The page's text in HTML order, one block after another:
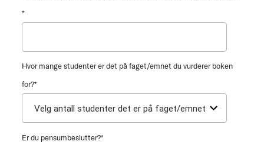
*
Hvor mange studenter er det på faget/emnet du vurderer boken
for?*
Er du pensumbeslutter?*